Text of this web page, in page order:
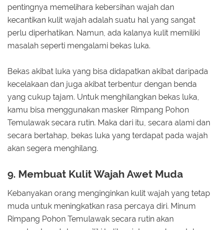
pentingnya memelihara kebersihan wajah dan
kecantikan kulit wajah adalah suatu hal yang sangat
perlu diperhatikan. Namun, ada kalanya kulit memiliki
masalah seperti mengalami bekas luka.
Bekas akibat luka yang bisa didapatkan akibat daripada
kecelakaan dan juga akibat terbentur dengan benda
yang cukup tajam. Untuk menghilangkan bekas luka,
kamu bisa menggunakan masker Rimpang Pohon
Temulawak secara rutin. Maka dari itu, secara alami dan
secara bertahap, bekas luka yang terdapat pada wajah
akan segera menghilang.
9. Membuat Kulit Wajah Awet Muda
Kebanyakan orang menginginkan kulit wajah yang tetap
muda untuk meningkatkan rasa percaya diri. Minum
Rimpang Pohon Temulawak secara rutin akan